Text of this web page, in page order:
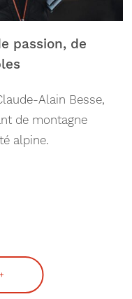
passion, de
Alain Besse,
de montagne
alpine.